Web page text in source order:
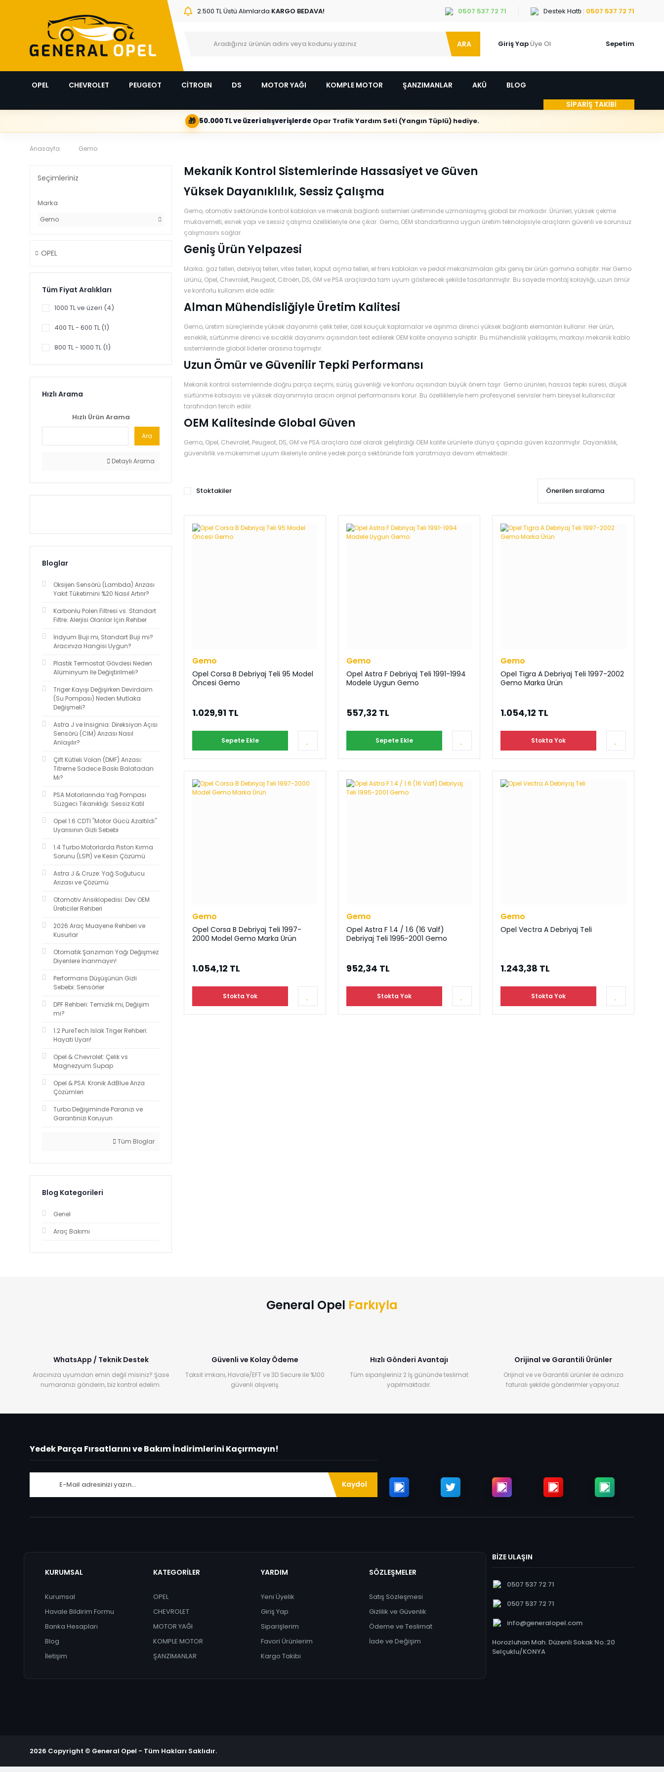
2.500 TL Üstü Alımlarda KARGO BEDAVA! 0507 537 72 71 Destek Hattı : 0507 537 72 71
ARA Giriş YapÜye Ol Sepetim
OPEL CHEVROLET PEUGEOT CİTROEN DS MOTOR YAĞI KOMPLE MOTOR ŞANZIMANLAR AKÜ
BLOG
SİPARİŞ TAKİBİ
🎁 50.000 TL ve üzeri alışverişlerdeOpar Trafik Yardım Seti (Yangın Tüplü) hediye.
Anasayfa Gemo
Seçimleriniz
Marka
Gemo
OPEL
Tüm Fiyat Aralıkları
1000 TL ve üzeri (4)
400 TL - 600 TL (1)
800 TL - 1000 TL (1)
Hızlı Arama
Hızlı Ürün Arama
Ara
Detaylı Arama
Bloglar
Oksijen Sensörü (Lambda) Arızası
Yakıt Tüketimini %20 Nasıl Artırır?
Karbonlu Polen Filtresi vs. Standart
Filtre: Alerjisi Olanlar İçin Rehber
İridyum Buji mi, Standart Buji mi?
Aracınıza Hangisi Uygun?
Plastik Termostat Gövdesi Neden
Alüminyum İle Değiştirilmeli?
Triger Kayışı Değişirken Devirdaim
(Su Pompası) Neden Mutlaka
Değişmeli?
Astra J ve Insignia: Direksiyon Açısı
Sensörü (CIM) Arızası Nasıl
Anlaşılır?
Çift Kütleli Volan (DMF) Arızası:
Titreme Sadece Baskı Balatadan
Mı?
PSA Motorlarında Yağ Pompası
Süzgeci Tıkanıklığı: Sessiz Katil
Opel 1.6 CDTI "Motor Gücü Azaltıldı"
Uyarısının Gizli Sebebi
1.4 Turbo Motorlarda Piston Kırma
Sorunu (LSPI) ve Kesin Çözümü
Astra J & Cruze: Yağ Soğutucu
Arızası ve Çözümü
Otomotiv Ansiklopedisi: Dev OEM
Üreticiler Rehberi
2026 Araç Muayene Rehberi ve
Kusurlar
Otomatik Şanzıman Yağı Değişmez
Diyenlere İnanmayın!
Performans Düşüşünün Gizli
Sebebi: Sensörler
DPF Rehberi: Temizlik mi, Değişim
mi?
1.2 PureTech Islak Triger Rehberi:
Hayati Uyarı!
Opel & Chevrolet: Çelik vs
Magnezyum Supap
Opel & PSA: Kronik AdBlue Arıza
Çözümleri
Turbo Değişiminde Paranızı ve
Garantinizi Koruyun
Tüm Bloglar
Blog Kategorileri
Genel
Araç Bakımı
Mekanik Kontrol Sistemlerinde Hassasiyet ve Güven
Yüksek Dayanıklılık, Sessiz Çalışma
Gemo, otomotiv sektöründe kontrol kabloları ve mekanik bağlantı sistemleri üretiminde uzmanlaşmış global bir markadır. Ürünleri, yüksek çekme
mukavemeti, esnek yapı ve sessiz çalışma özellikleriyle öne çıkar. Gemo, OEM standartlarına uygun üretim teknolojisiyle araçların güvenli ve sorunsuz
çalışmasını sağlar.
Geniş Ürün Yelpazesi
Marka; gaz telleri, debriyaj telleri, vites telleri, kaput açma telleri, el freni kabloları ve pedal mekanizmaları gibi geniş bir ürün gamına sahiptir. Her Gemo
ürünü, Opel, Chevrolet, Peugeot, Citroën, DS, GM ve PSA araçlarda tam uyum gösterecek şekilde tasarlanmıştır. Bu sayede montaj kolaylığı, uzun ömür
ve konforlu kullanım elde edilir.
Alman Mühendisliğiyle Üretim Kalitesi
Gemo, üretim süreçlerinde yüksek dayanımlı çelik teller, özel kauçuk kaplamalar ve aşınma direnci yüksek bağlantı elemanları kullanır. Her ürün,
esneklik, sürtünme direnci ve sıcaklık dayanımı açısından test edilerek OEM kalite onayına sahiptir. Bu mühendislik yaklaşımı, markayı mekanik kablo
sistemlerinde global liderler arasına taşımıştır.
Uzun Ömür ve Güvenilir Tepki Performansı
Mekanik kontrol sistemlerinde doğru parça seçimi, sürüş güvenliği ve konforu açısından büyük önem taşır. Gemo ürünleri, hassas tepki süresi, düşük
sürtünme katsayısı ve yüksek dayanımıyla aracın orijinal performansını korur. Bu özellikleriyle hem profesyonel servisler hem bireysel kullanıcılar
tarafından tercih edilir.
OEM Kalitesinde Global Güven
Gemo, Opel, Chevrolet, Peugeot, DS, GM ve PSA araçlara özel olarak geliştirdiği OEM kalite ürünlerle dünya çapında güven kazanmıştır. Dayanıklılık,
güvenilirlik ve mükemmel uyum ilkeleriyle online yedek parça sektöründe fark yaratmaya devam etmektedir.
Stoktakiler
Gemo
Opel Corsa B Debriyaj Teli 95 Model
Öncesi Gemo
1.029,91 TL
Sepete Ekle
Gemo
Opel Astra F Debriyaj Teli 1991-1994
Modele Uygun Gemo
557,32 TL
Sepete Ekle
Gemo
Opel Tigra A Debriyaj Teli 1997-2002
Gemo Marka Ürün
1.054,12 TL
Stokta Yok
Gemo
Opel Corsa B Debriyaj Teli 1997-
2000 Model Gemo Marka Ürün
1.054,12 TL
Stokta Yok
Gemo
Opel Astra F 1.4 / 1.6 (16 Valf)
Debriyaj Teli 1995-2001 Gemo
952,34 TL
Stokta Yok
Gemo
Opel Vectra A Debriyaj Teli
1.243,38 TL
Stokta Yok
General Opel Farkıyla
WhatsApp / Teknik Destek
Aracınıza uyumdan emin değil misiniz? Şase
numaranızı gönderin, biz kontrol edelim.
Güvenli ve Kolay Ödeme
Taksit imkanı, Havale/EFT ve 3D Secure ile %100
güvenli alışveriş.
Hızlı Gönderi Avantajı
Tüm siparişleriniz 2 İş gününde teslimat
yapılmaktadır.
Orijinal ve Garantili Ürünler
Orijinal ve ve Garantili ürünler ile adınıza
faturalı şekilde gönderimler yapıyoruz.
Yedek Parça Fırsatlarını ve Bakım İndirimlerini Kaçırmayın!
Kaydol
KURUMSAL
Kurumsal
Havale Bildirim Formu
Banka Hesapları
Blog
İletişim
KATEGORİLER
OPEL
CHEVROLET
MOTOR YAĞI
KOMPLE MOTOR
ŞANZIMANLAR
YARDIM
Yeni Üyelik
Giriş Yap
Siparişlerim
Favori Ürünlerim
Kargo Takibi
SÖZLEŞMELER
Satış Sözleşmesi
Gizlilik ve Güvenlik
Ödeme ve Teslimat
İade ve Değişim
BİZE ULAŞIN
0507 537 72 71
0507 537 72 71
info@generalopel.com
Horozluhan Mah. Düzenli Sokak No.:20
Selçuklu/KONYA
2026 Copyright © General Opel - Tüm Hakları Saklıdır.